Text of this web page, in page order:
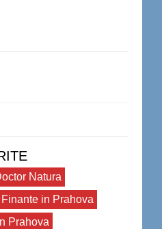
Natura
Finante in Prahova
Prahova